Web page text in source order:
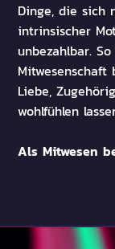
Dinge, die sich
intrinsischer
unbezahlbar.
Liebe,
wohlfühlen
Als Mitwesen